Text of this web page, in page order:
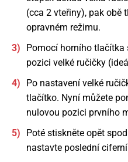
(cca 2 vteřiny), pak obě
opravném režimu.
Pomocí horního tlačítka
pozici velké ručičky
Po nastavení velké
tlačítko. Nyní můžete
nulovou pozici prvního
Poté stiskněte opět
nastavte poslední